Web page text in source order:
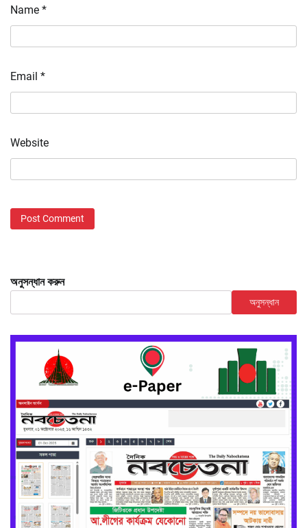
Name *
Email *
Website
অনুসন্ধান করুন
অনুসন্ধান